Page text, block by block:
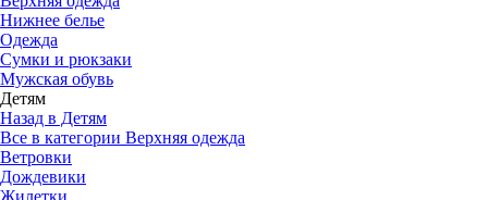
Нижнее белье
Одежда
Сумки и рюкзаки
Мужская обувь
Детям
Назад в Детям
Все в категории Верхняя одежда
Ветровки
Дождевики
Жилетки